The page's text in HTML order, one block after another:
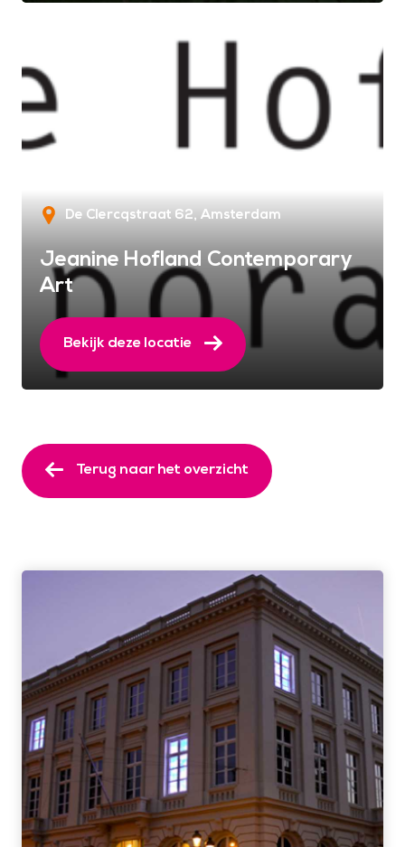
De Clercqstraat 62 Amsterdam
Jeanine Hofland Contemporary
Art
Bekijk deze locatie
Terug naar het overzicht